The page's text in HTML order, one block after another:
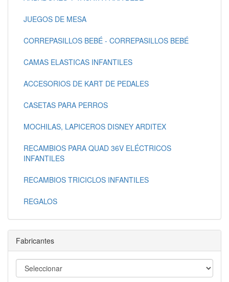
JUEGOS DE MESA
CORREPASILLOS BEBÉ - CORREPASILLOS BEBÉ
CAMAS ELASTICAS INFANTILES
ACCESORIOS DE KART DE PEDALES
CASETAS PARA PERROS
MOCHILAS, LAPICEROS DISNEY ARDITEX
RECAMBIOS PARA QUAD 36V ELÉCTRICOS
INFANTILES
RECAMBIOS TRICICLOS INFANTILES
REGALOS
Fabricantes